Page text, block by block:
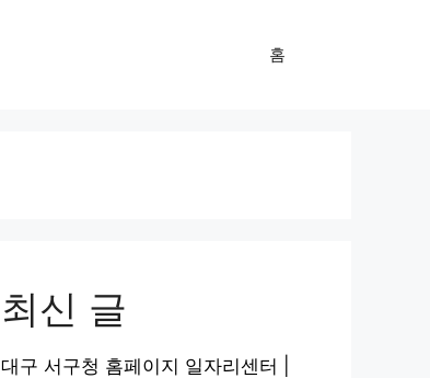
홈
최신 글
대구 서구청 홈페이지 일자리센터 |